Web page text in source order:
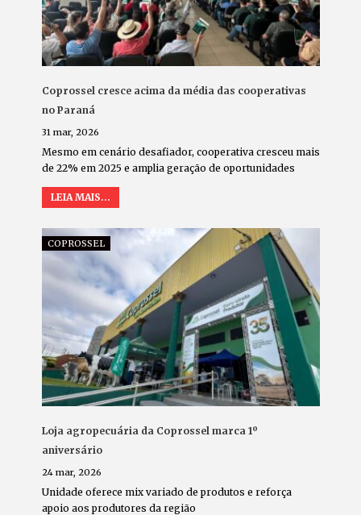
Coprossel cresce acima da média das cooperativas
no Paraná
31 mar, 2026
Mesmo em cenário desafiador, cooperativa cresceu mais
de 22% em 2025 e amplia geração de oportunidades
LEIA MAIS...
COPROSSEL
Loja agropecuária da Coprossel marca 1º
aniversário
24 mar, 2026
Unidade oferece mix variado de produtos e reforça
apoio aos produtores da região